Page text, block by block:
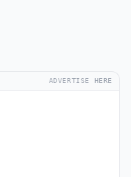
ADVERTISE HERE